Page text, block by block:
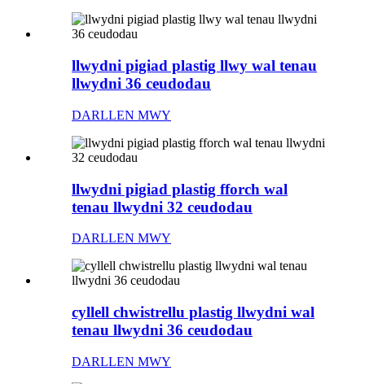
llwydni pigiad plastig llwy wal tenau
llwydni 36 ceudodau
DARLLEN MWY
llwydni pigiad plastig fforch wal
tenau llwydni 32 ceudodau
DARLLEN MWY
cyllell chwistrellu plastig llwydni wal
tenau llwydni 36 ceudodau
DARLLEN MWY